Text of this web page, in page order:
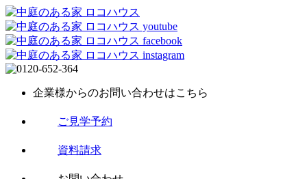
企業様からのお問い合わせはこちら
ご見学予約
資料請求